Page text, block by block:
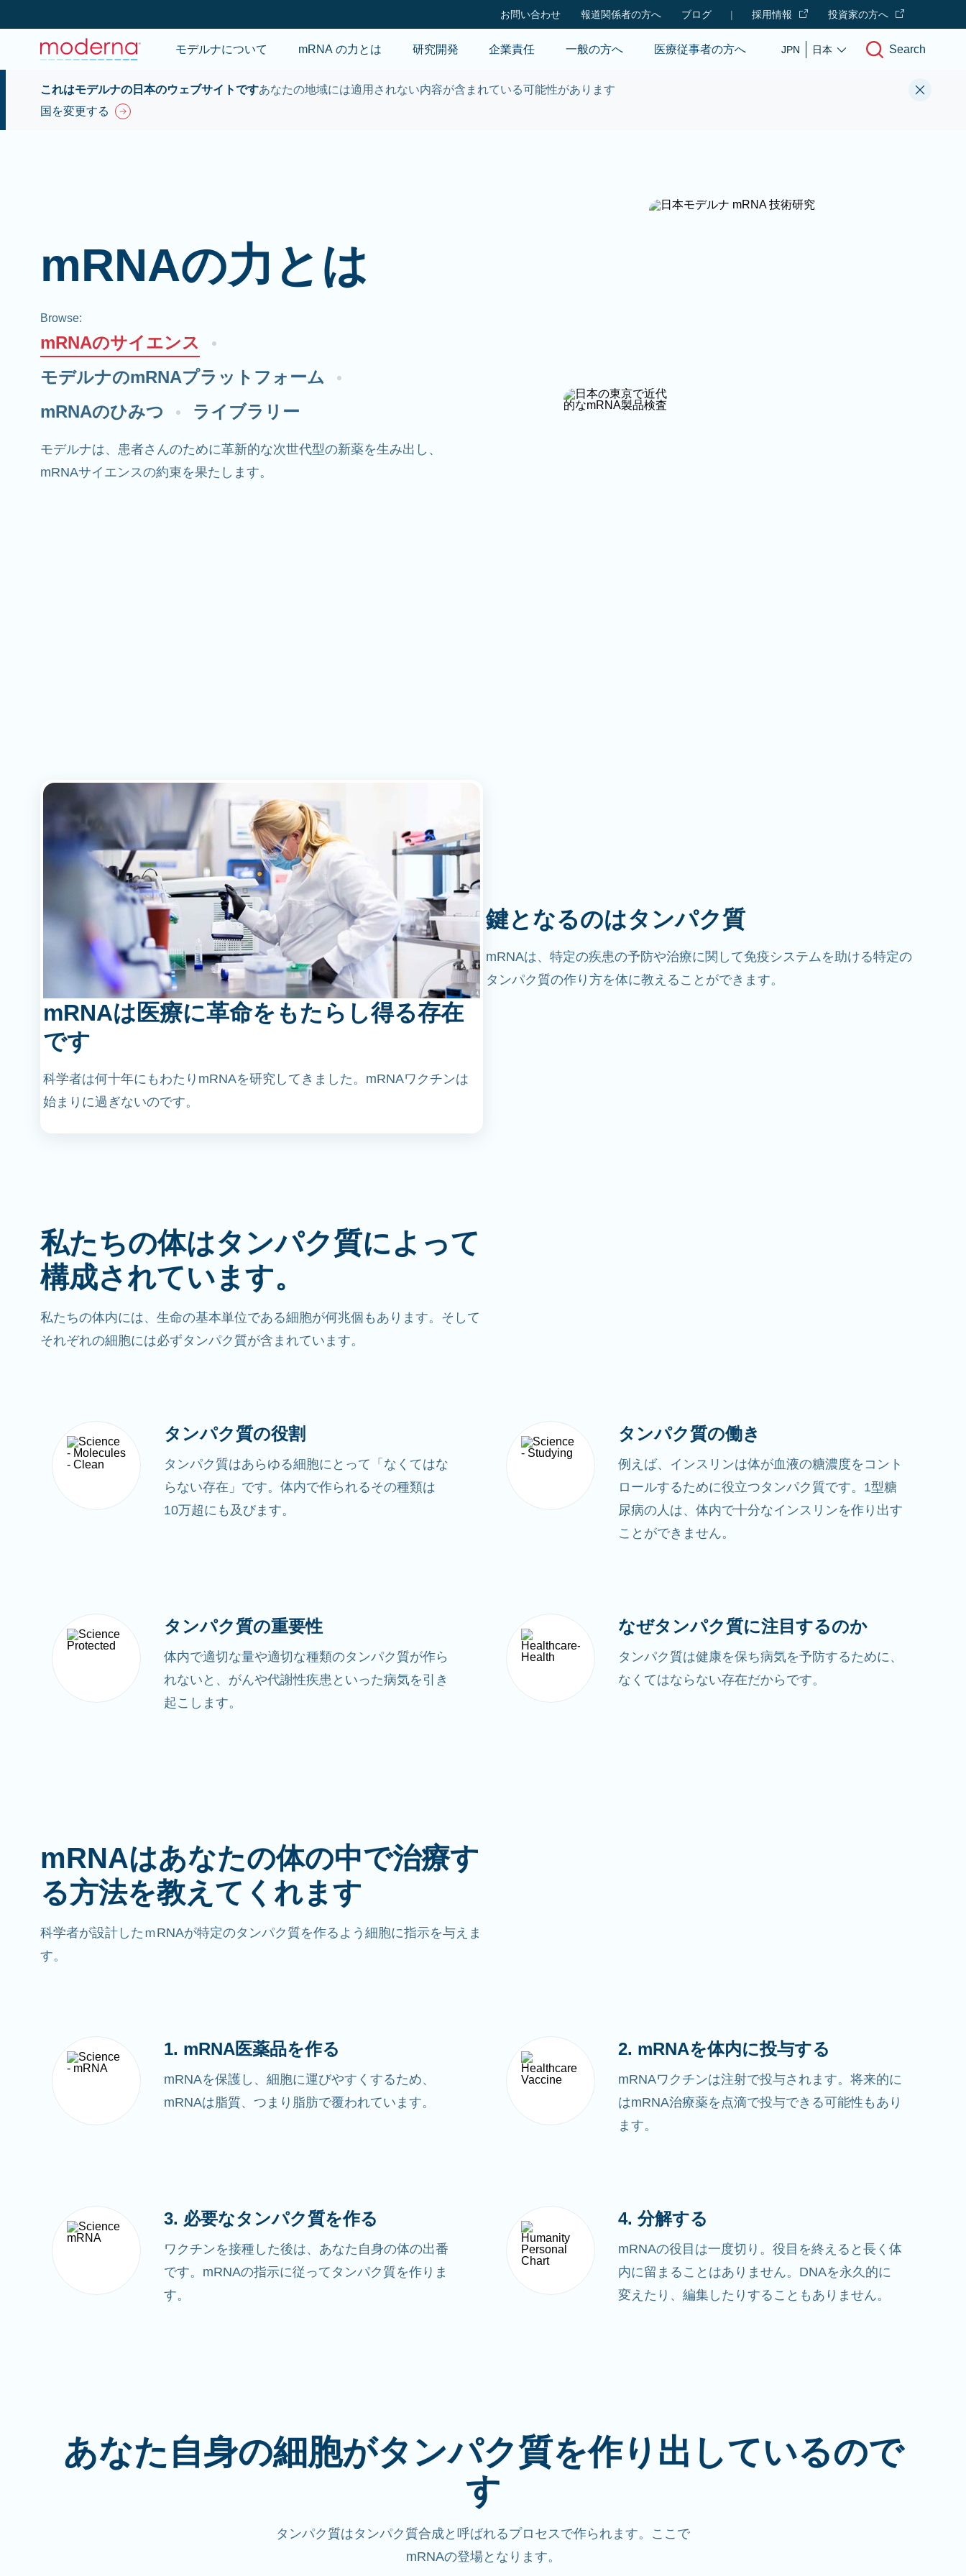
Skip to main content
お問い合わせ 報道関係者の方へ ブログ | 採用情報 投資家の方へ
モデルナについて mRNA の力とは 研究開発 企業責任 一般の方へ 医療従事者の方へ JPN 日本 Search
これはモデルナの日本のウェブサイトですあなたの地域には適用されない内容が含まれている可能性があります
国を変更する
mRNAの力とは
Browse:
mRNAのサイエンス
モデルナのmRNAプラットフォーム
mRNAのひみつ
ライブラリー
モデルナは、患者さんのために革新的な次世代型の新薬を生み出し、
mRNAサイエンスの約束を果たします。
mRNAは医療に革命をもたらし得る存在
です
科学者は何十年にもわたりmRNAを研究してきました。mRNAワクチンは
始まりに過ぎないのです。
鍵となるのはタンパク質
mRNAは、特定の疾患の予防や治療に関して免疫システムを助ける特定の
タンパク質の作り方を体に教えることができます。
私たちの体はタンパク質によって
構成されています。
私たちの体内には、生命の基本単位である細胞が何兆個もあります。そして
それぞれの細胞には必ずタンパク質が含まれています。
タンパク質の役割
タンパク質はあらゆる細胞にとって「なくてはな
らない存在」です。体内で作られるその種類は
10万超にも及びます。
タンパク質の働き
例えば、インスリンは体が血液の糖濃度をコント
ロールするために役立つタンパク質です。1型糖
尿病の人は、体内で十分なインスリンを作り出す
ことができません。
タンパク質の重要性
体内で適切な量や適切な種類のタンパク質が作ら
れないと、がんや代謝性疾患といった病気を引き
起こします。
なぜタンパク質に注目するのか
タンパク質は健康を保ち病気を予防するために、
なくてはならない存在だからです。
mRNAはあなたの体の中で治療す
る方法を教えてくれます
科学者が設計したｍRNAが特定のタンパク質を作るよう細胞に指示を与えま
す。
1. mRNA医薬品を作る
mRNAを保護し、細胞に運びやすくするため、
mRNAは脂質、つまり脂肪で覆われています。
2. mRNAを体内に投与する
mRNAワクチンは注射で投与されます。将来的に
はmRNA治療薬を点滴で投与できる可能性もあり
ます。
3. 必要なタンパク質を作る
ワクチンを接種した後は、あなた自身の体の出番
です。mRNAの指示に従ってタンパク質を作りま
す。
4. 分解する
mRNAの役目は一度切り。役目を終えると長く体
内に留まることはありません。DNAを永久的に
変えたり、編集したりすることもありません。
あなた自身の細胞がタンパク質を作り出しているので
す
タンパク質はタンパク質合成と呼ばれるプロセスで作られます。ここで
mRNAの登場となります。